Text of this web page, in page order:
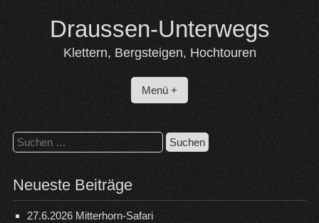
content
Draussen-Unterwegs
Klettern, Bergsteigen, Hochtouren
Menü +
Suchen
nach:
Neueste Beiträge
27.6.2026 Mitterhorn-Safari